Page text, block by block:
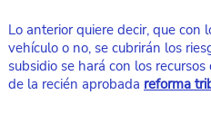
Lo anterior quiere decir, que
vehículo o no, se cubrirán los
subsidio se hará con los recursos
de la recién aprobada reforma